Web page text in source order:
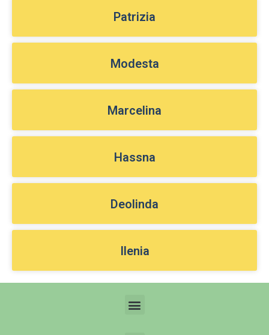
Patrizia
Modesta
Marcelina
Hassna
Deolinda
Ilenia